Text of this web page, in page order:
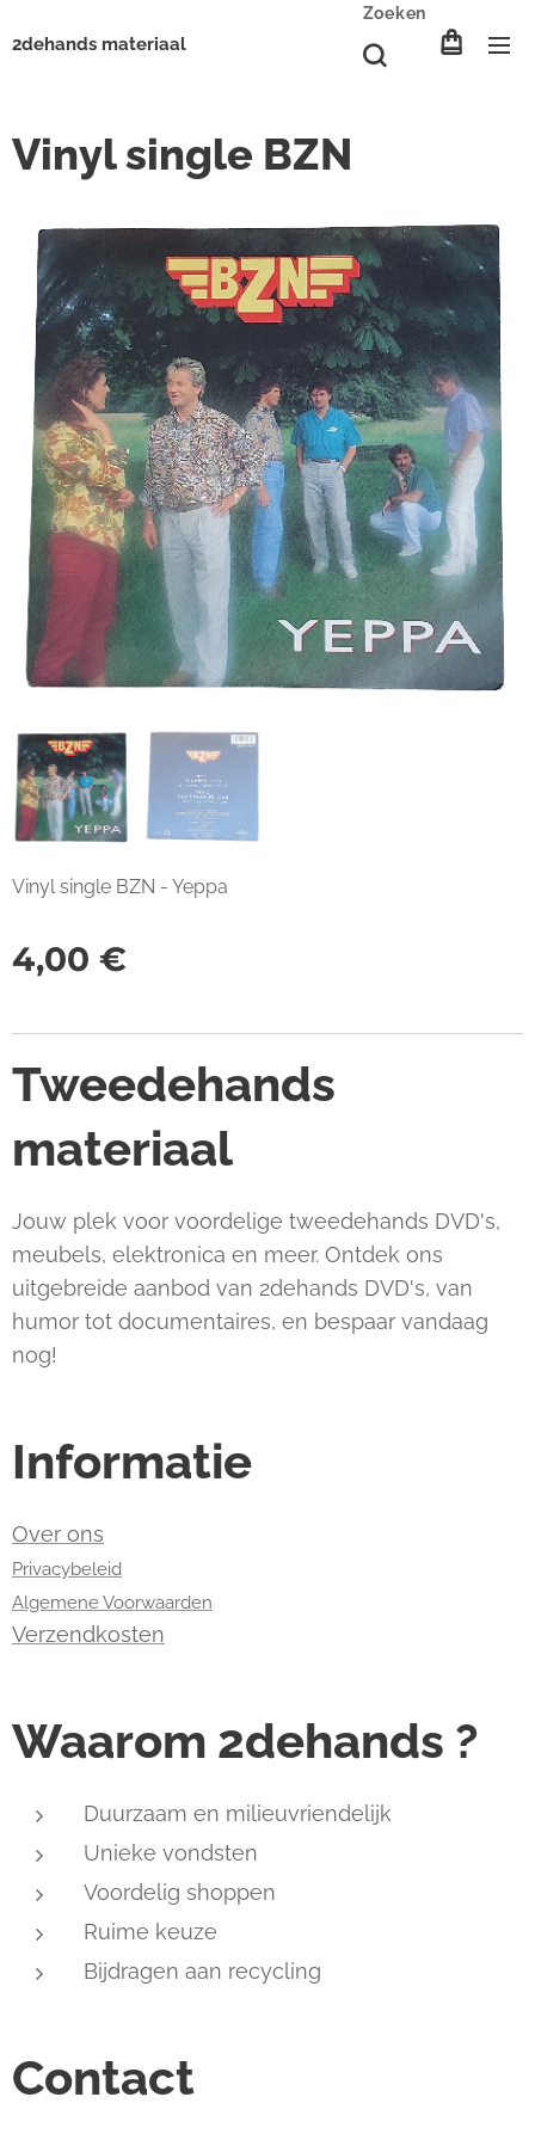
2dehands materiaal
Zoeken
Vinyl single BZN
Vinyl single BZN - Yeppa
4,00 €
Tweedehands
materiaal
Jouw plek voor voordelige tweedehands DVD's,
meubels, elektronica en meer. Ontdek ons
uitgebreide aanbod van 2dehands DVD's, van
humor tot documentaires, en bespaar vandaag
nog!
Informatie
Over ons
Privacybeleid
Algemene Voorwaarden
Verzendkosten
Waarom 2dehands ?
Duurzaam en milieuvriendelijk
Unieke vondsten
Voordelig shoppen
Ruime keuze
Bijdragen aan recycling
Contact